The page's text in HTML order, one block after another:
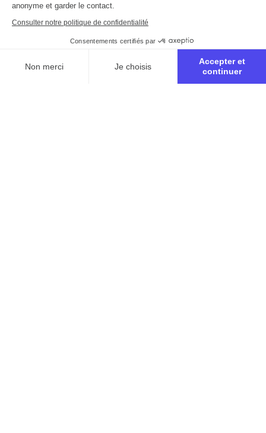
anonyme et garder le contact.
Consulter notre politique de confidentialité
Consentements certifiés par
Non merci Je choisis
Accepter et
continuer